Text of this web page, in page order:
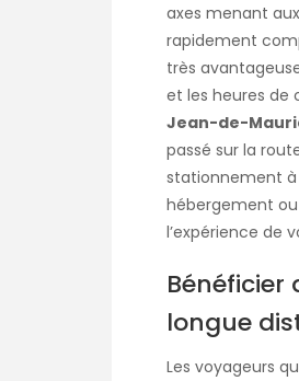
axes menant
rapidement
très
et les heures de
Jean-de-
passé sur la
stationnement à
hébergement
l’expérience de
Bénéficier
longue
Les voyageurs